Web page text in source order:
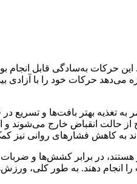
به‌سادگی قابل انجام بوده
حرکات خود را با آزادی
تغذیه بهتر بافت‌ها و
حالت انقباض خارج می‌شوند و
به کاهش فشارهای روانی نیز
در برابر کشش‌ها و
را انجام دهند. به طور کلی،